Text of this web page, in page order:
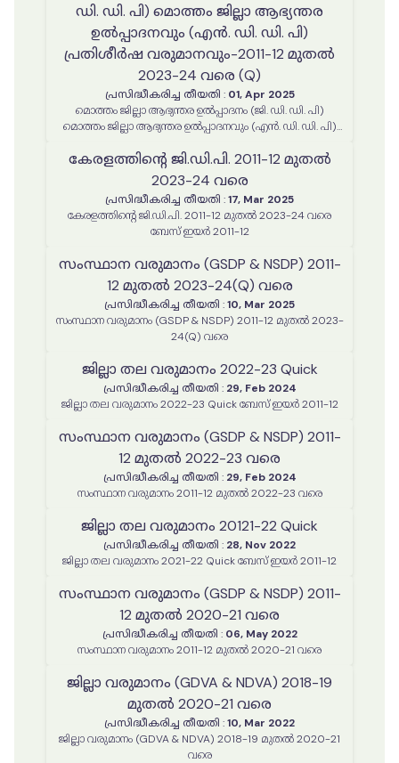
ഡി. ഡി. പി) മൊത്തം ജില്ലാ ആഭ്യന്തര
ഉൽപ്പാദനവും (എൻ. ഡി. ഡി. പി)
പ്രതിശീർഷ വരുമാനവും-2011-12 മുതൽ
2023-24 വരെ (Q)
പ്രസിദ്ധീകരിച്ച തീയതി : 01, Apr 2025
മൊത്തം ജില്ലാ ആഭ്യന്തര ഉൽപ്പാദനം (ജി. ഡി. ഡി. പി)
മൊത്തം ജില്ലാ ആഭ്യന്തര ഉൽപ്പാദനവും (എൻ. ഡി. ഡി. പി)
കേരളത്തിന്റെ ജി.ഡി.പി. 2011-12 മുതൽ
2023-24 വരെ
പ്രസിദ്ധീകരിച്ച തീയതി :17, Mar 2025
കേരളത്തിന്റെ ജി.ഡി.പി. 2011-12 മുതൽ 2023-24 വരെ
ബേസ് ഇയർ 2011-12
സംസ്ഥാന വരുമാനം (GSDP & NSDP) 2011-
12 മുതൽ 2023-24(Q) വരെ
പ്രസിദ്ധീകരിച്ച തീയതി :10, Mar 2025
സംസ്ഥാന വരുമാനം (GSDP & NSDP) 2011-12 മുതൽ 2023-
24(Q) വരെ
ജില്ലാ തല വരുമാനം 2022-23 Quick
പ്രസിദ്ധീകരിച്ച തീയതി : 29, Feb 2024
ജില്ലാ തല വരുമാനം 2022-23 Quick ബേസ് ഇയർ 2011-12
സംസ്ഥാന വരുമാനം (GSDP & NSDP) 2011-
12 മുതൽ 2022-23 വരെ
പ്രസിദ്ധീകരിച്ച തീയതി : 29, Feb 2024
സംസ്ഥാന വരുമാനം 2011-12 മുതൽ 2022-23 വരെ
ജില്ലാ തല വരുമാനം 20121-22 Quick
പ്രസിദ്ധീകരിച്ച തീയതി : 28, Nov 2022
ജില്ലാ തല വരുമാനം 2021-22 Quick ബേസ് ഇയർ 2011-12
സംസ്ഥാന വരുമാനം (GSDP & NSDP) 2011-
12 മുതൽ 2020-21 വരെ
പ്രസിദ്ധീകരിച്ച തീയതി : 06, May 2022
സംസ്ഥാന വരുമാനം 2011-12 മുതൽ 2020-21 വരെ
ജില്ലാ വരുമാനം (GDVA & NDVA) 2018-19
മുതൽ 2020-21 വരെ
പ്രസിദ്ധീകരിച്ച തീയതി :10, Mar 2022
ജില്ലാ വരുമാനം (GDVA & NDVA) 2018-19 മുതൽ 2020-21
വരെ